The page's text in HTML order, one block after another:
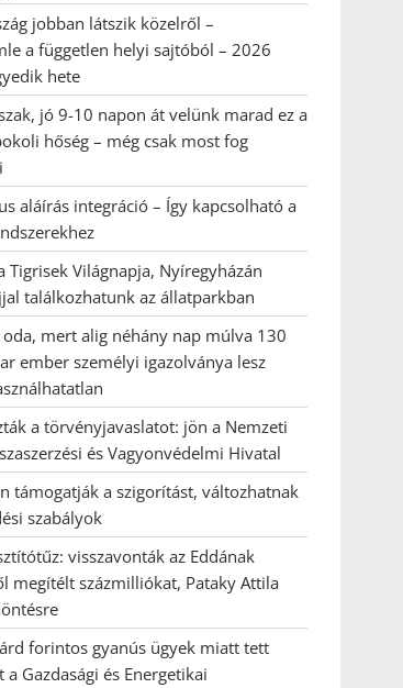
jobban látszik közelről –
a független helyi sajtóból – 2026
hete
jó 9-10 napon át velünk marad ez a
hőség – még csak most fog
aláírás integráció – Így kapcsolható a
Tigrisek Világnapja, Nyíregyházán
találkozhatunk az állatparkban
mert alig néhány nap múlva 130
ember személyi igazolványa lesz
a törvényjavaslatot: jön a Nemzeti
és Vagyonvédelmi Hivatal
támogatják a szigorítást, változhatnak
szabályok
visszavonták az Eddának
megítélt százmilliókat, Pataky Attila
forintos gyanús ügyek miatt tett
Gazdasági és Energetikai